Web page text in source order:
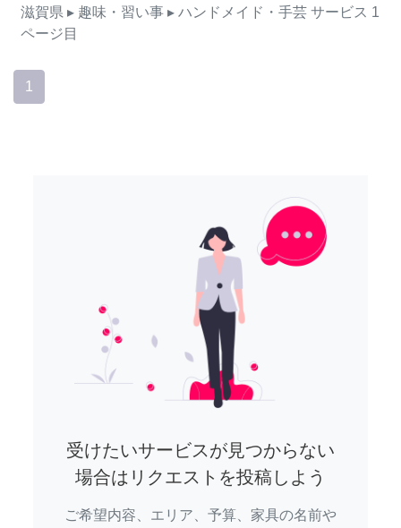
滋賀県 ▸ 趣味・習い事 ▸ ハンドメイド・手芸 サービス 1
ページ目
1
受けたいサービスが見つからない
場合はリクエストを投稿しよう
ご希望内容、エリア、予算、家具の名前や